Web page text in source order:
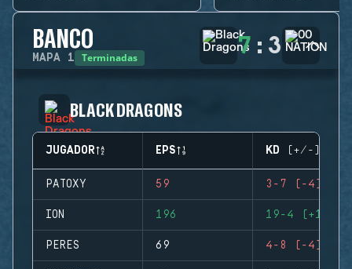
BANCO
MAPA 1 Terminadas 7 : 3
BLACK DRAGONS
JUGADOR EPS KD (+/-)
PATOXY 59 3-7 (-4)
ION 196 19-4 (+15)
PERES 69 4-8 (-4)